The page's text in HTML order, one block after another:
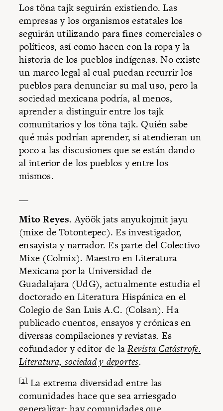
Los töna tajk seguirán existiendo. Las
empresas y los organismos estatales los
seguirán utilizando para fines comerciales o
políticos, así como hacen con la ropa y la
historia de los pueblos indígenas. No existe
un marco legal al cual puedan recurrir los
pueblos para denunciar su mal uso, pero la
sociedad mexicana podría, al menos,
aprender a distinguir entre los tajk
comunitarios y los töna tajk. Quién sabe
qué más podrían aprender, si atendieran un
poco a las discusiones que se están dando
al interior de los pueblos y entre los
mismos.
__
Mito Reyes. Ayöök jats anyukojmit jayu
(mixe de Totontepec). Es investigador,
ensayista y narrador. Es parte del Colectivo
Mixe (Colmix). Maestro en Literatura
Mexicana por la Universidad de
Guadalajara (UdG), actualmente estudia el
doctorado en Literatura Hispánica en el
Colegio de San Luis A.C. (Colsan). Ha
publicado cuentos, ensayos y crónicas en
diversas compilaciones y revistas. Es
cofundador y editor de laRevista Catástrofe.
Literatura, sociedad y deportes.
[1]La extrema diversidad entre las
comunidades hace que sea arriesgado